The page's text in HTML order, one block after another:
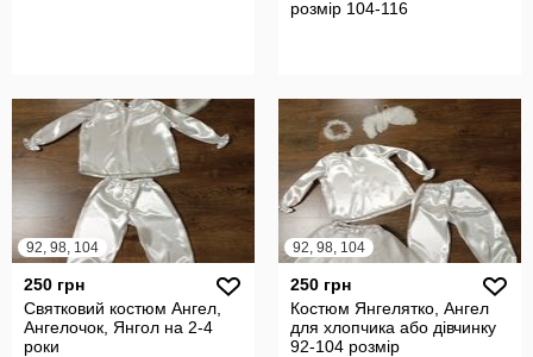
розмір 104-116
92, 98, 104
250 грн
Святковий костюм Ангел,
Ангелочок, Янгол на 2-4
роки
92, 98, 104
250 грн
Костюм Янгелятко, Ангел
для хлопчика або дівчинку
92-104 розмір